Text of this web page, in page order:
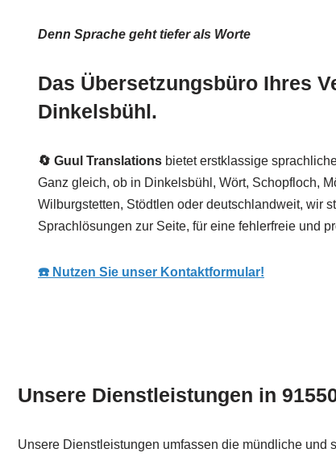
Denn Sprache geht tiefer als Worte
Das Übersetzungsbüro Ihres
Dinkelsbühl.
🔄 Guul Translations bietet erstklassige
Ganz gleich, ob in Dinkelsbühl, Wört, Schopfloch,
Wilburgstetten, Stödtlen oder deutschlandweit, wir
Sprachlösungen zur Seite, für eine fehlerfreie und
☎️ Nutzen Sie unser Kontaktformular!
Unsere Dienstleistungen in
Unsere Dienstleistungen umfassen die mündliche und